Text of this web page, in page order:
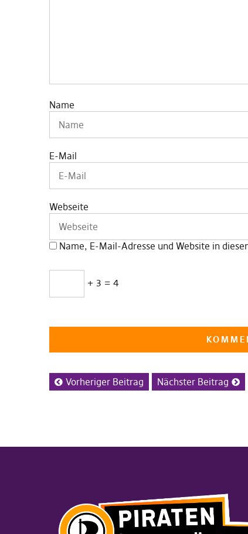
Name
E-Mail
Webseite
Name, E-Mail-Adresse und Website in
+ 3 = 4
Vorheriger Beitrag Nächster Beitrag